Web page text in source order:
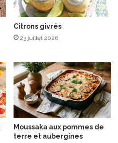
Citrons givrés
23 juillet 2026
Moussaka aux pommes de
terre et aubergines